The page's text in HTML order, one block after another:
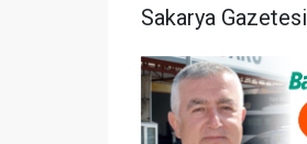
Sakarya Gazetesi